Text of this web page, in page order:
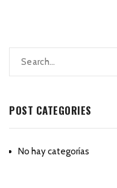
POST CATEGORIES
No hay categorías